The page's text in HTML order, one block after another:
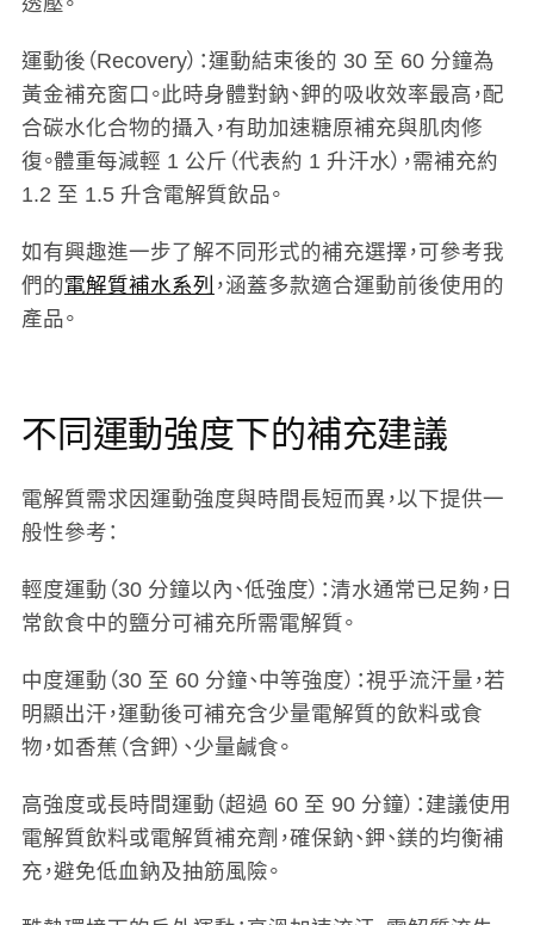
運動後（Recovery） ：運動結束後的 30 至 60 分鐘為
黃金補充窗口。此時身體對鈉、鉀的吸收效率最高，配
合碳水化合物的攝入，有助加速糖原補充與肌肉修
復。體重每減輕 1 公斤（代表約 1 升汗水），需補充約
1.2 至 1.5 升含電解質飲品。
如有興趣進一步了解不同形式的補充選擇，可參考我
們的電解質補水系列 ，涵蓋多款適合運動前後使用的
產品。
不同運動強度下的補充建議
電解質需求因運動強度與時間長短而異，以下提供一
般性參考：
輕度運動（30 分鐘以內、低強度） ：清水通常已足夠，日
常飲食中的鹽分可補充所需電解質。
中度運動（30 至 60 分鐘、中等強度） ：視乎流汗量，若
明顯出汗，運動後可補充含少量電解質的飲料或食
物，如香蕉（含鉀）、少量鹹食。
高強度或長時間運動（超過 60 至 90 分鐘） ：建議使用
電解質飲料或電解質補充劑，確保鈉、鉀、鎂的均衡補
充，避免低血鈉及抽筋風險。